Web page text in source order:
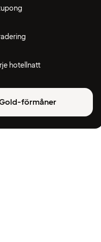
hotellnatt
förmåner